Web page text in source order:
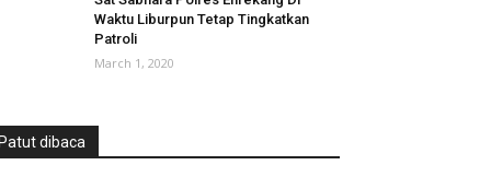
Waktu Liburpun Tetap Tingkatkan
Patroli
March 1, 2020
Patut dibaca